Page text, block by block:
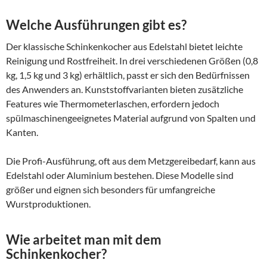
Welche Ausführungen gibt es?
Der klassische Schinkenkocher aus Edelstahl bietet leichte
Reinigung und Rostfreiheit. In drei verschiedenen Größen (0,8
kg, 1,5 kg und 3 kg) erhältlich, passt er sich den Bedürfnissen
des Anwenders an. Kunststoffvarianten bieten zusätzliche
Features wie Thermometerlaschen, erfordern jedoch
spülmaschinengeeignetes Material aufgrund von Spalten und
Kanten.
Die Profi-Ausführung, oft aus dem Metzgereibedarf, kann aus
Edelstahl oder Aluminium bestehen. Diese Modelle sind
größer und eignen sich besonders für umfangreiche
Wurstproduktionen.
Wie arbeitet man mit dem
Schinkenkocher?